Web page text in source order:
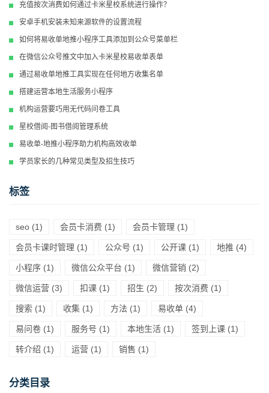
充值按次消费如何通过卡米星校系统进行操作？
安卓手机安装未知来源软件的设置流程
如何将易收单地推小程序工具添加到公众号菜单栏
在微信公众号推文中加入卡米星校易收单表单
通过易收单地推工具实现在任何地方收集名单
搭建运营本地生活服务小程序
机构运营要巧用无代码问卷工具
星校借阅-图书借阅管理系统
易收单-地推小程序助力机构高效收单
学员家长的几种常见类型及招生技巧
标签
seo (1) 会员卡消费 (1) 会员卡管理 (1)
会员卡课时管理 (1) 公众号 (1) 公开课 (1) 地推 (4)
小程序 (1) 微信公众平台 (1) 微信营销 (2)
微信运营 (3) 扣课 (1) 招生 (2) 按次消费 (1)
搜索 (1) 收集 (1) 方法 (1) 易收单 (4)
易问卷 (1) 服务号 (1) 本地生活 (1) 签到上课 (1)
转介绍 (1) 运营 (1) 销售 (1)
分类目录